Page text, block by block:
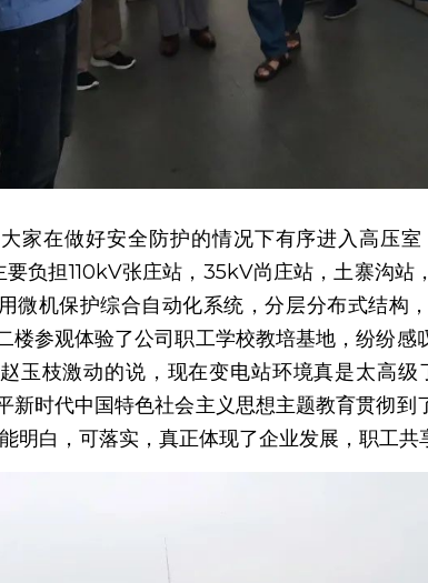
在做好安全防护的情况下有序进入高压室
要负担110kV张庄站，35kV尚庄站，土寨沟站
微机保护综合自动化系统，分层分布式结构
楼参观体验了公司职工学校教培基地，纷纷
玉枝激动的说，现在变电站环境真是太高
新时代中国特色社会主义思想主题教育贯彻
明白，可落实，真正体现了企业发展，职工共